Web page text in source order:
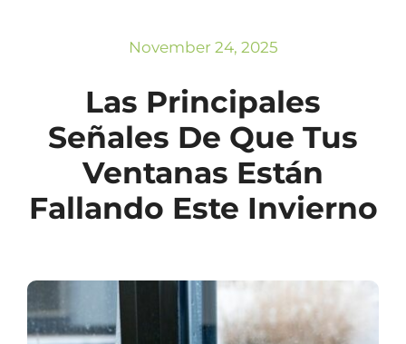
November 24, 2025
Las Principales
Señales De Que Tus
Ventanas Están
Fallando Este Invierno